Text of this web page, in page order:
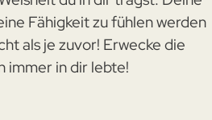
Fähigkeit zu fühlen werden
als je zuvor! Erwecke die
immer in dir lebte!